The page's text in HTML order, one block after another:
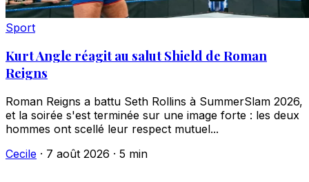
Sport
Kurt Angle réagit au salut Shield de Roman
Reigns
Roman Reigns a battu Seth Rollins à SummerSlam 2026,
et la soirée s'est terminée sur une image forte : les deux
hommes ont scellé leur respect mutuel...
Cecile · 7 août 2026 · 5 min